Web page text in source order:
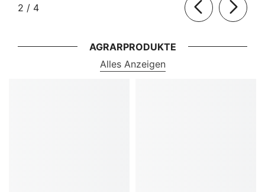
2 / von
4
AGRARPRODUKTE
Alles Anzeigen